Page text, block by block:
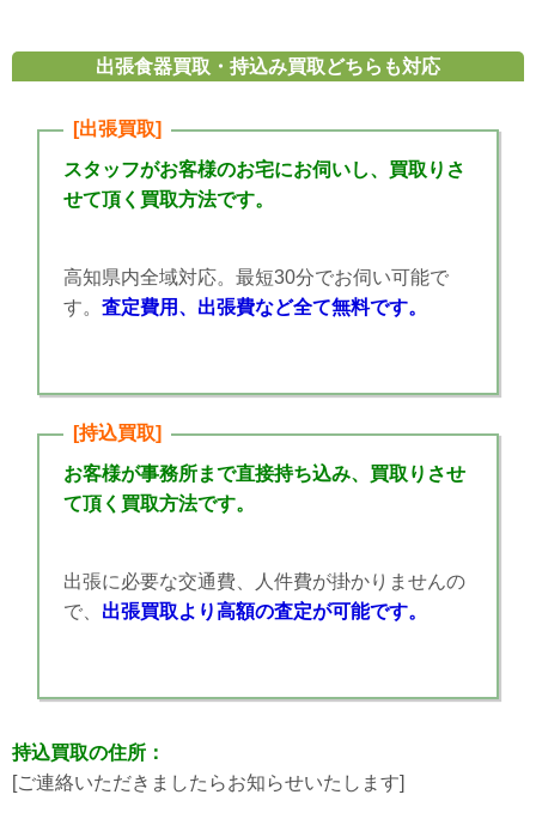
出張食器買取・持込み買取どちらも対応
[出張買取]
スタッフがお客様のお宅にお伺いし、買取りさ
せて頂く買取方法です。
高知県内全域対応。最短30分でお伺い可能で
す。 査定費用、出張費など全て無料です。
[持込買取]
お客様が事務所まで直接持ち込み、買取りさせ
て頂く買取方法です。
出張に必要な交通費、人件費が掛かりませんの
で、 出張買取より高額の査定が可能です。
持込買取の住所：
[ご連絡いただきましたらお知らせいたします]